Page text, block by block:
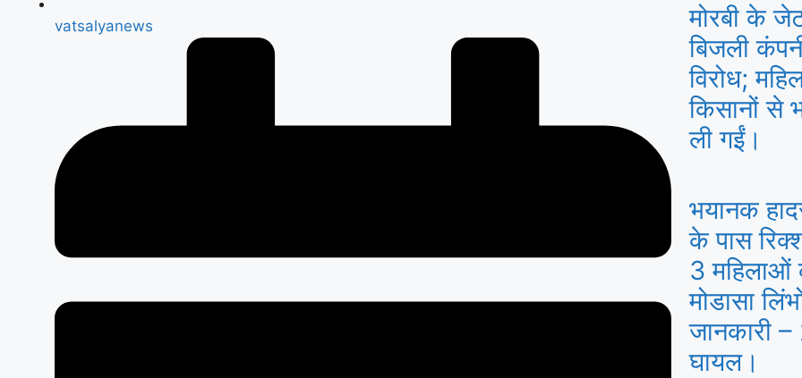
vatsalyanews
मोरबी के
बिजली
विरोध;
किसानों से
ली गईं।
भयानक
के पास
3 महिलाओं
मोडासा
जानकारी
घायल।